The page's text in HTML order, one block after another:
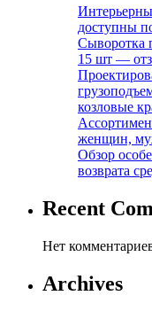
доступны
Сыворотка
15 шт —
козловые
женщин,
Обзор
возврата
Recent
Нет
Archives